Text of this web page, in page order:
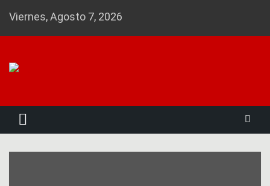
Viernes, Agosto 7, 2026